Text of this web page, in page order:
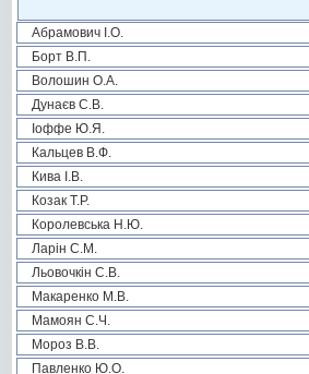
Абрамович І.О.
Борт В.П.
Волошин О.А.
Дунаєв С.В.
Іоффе Ю.Я.
Кальцев В.Ф.
Кива І.В.
Козак Т.Р.
Королевська Н.Ю.
Ларін С.М.
Льовочкін С.В.
Макаренко М.В.
Мамоян С.Ч.
Мороз В.В.
Павленко Ю.О.